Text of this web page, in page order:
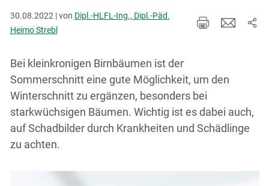
30.08.2022 | von Dipl.-HLFL-Ing., Dipl.-Päd.
Heimo Strebl
Bei kleinkronigen Birnbäumen ist der
Sommerschnitt eine gute Möglichkeit, um den
Winterschnitt zu ergänzen, besonders bei
starkwüchsigen Bäumen. Wichtig ist es dabei auch,
auf Schadbilder durch Krankheiten und Schädlinge
zu achten.